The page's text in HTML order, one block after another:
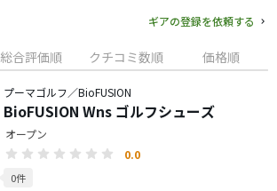
ギアの登録を依頼する
総合評価順 クチコミ数順 価格順
プーマゴルフ／BioFUSION
BioFUSION Wns ゴルフシューズ
オープン
0.0
0件